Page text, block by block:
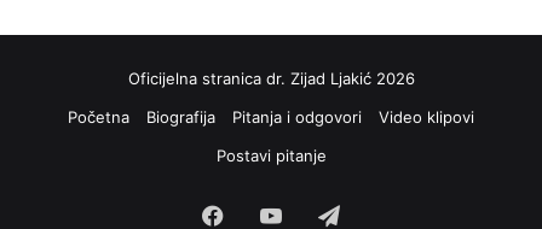
Oficijelna stranica dr. Zijad Ljakić 2026
Početna
Biografija Pitanja i odgovori
Video klipovi
Postavi pitanje
FacebookYouTube